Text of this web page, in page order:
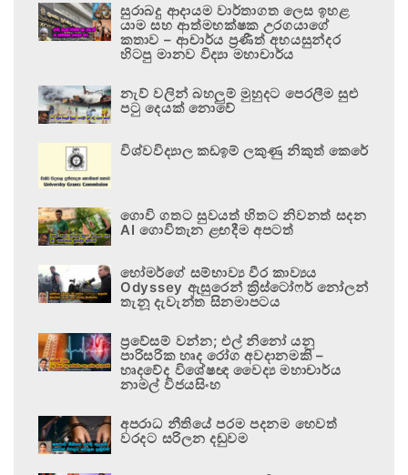
සුරාබදු ආදායම වාර්තාගත ලෙස ඉහළ
යාම සහ ආත්මභක්ෂක උරගයාගේ
කතාව – ආචාර්ය ප්‍රණීත් අභයසුන්දර
හිටපු මානව විද්‍යා මහාචාර්ය
නැව් වලින් බහලුම් මුහුදට පෙරලීම සුළු
පටු දෙයක් නොවේ
විශ්වවිද්‍යාල කඩඉම් ලකුණු නිකුත් කෙරේ
ගොවි ගතට සුවයත් හිතට නිවනත් සදන
AI ගොවිතැන ළඟදීම අපටත්
හෝමර්ගේ සම්භාව්‍ය වීර කාව්‍යය
Odyssey ඇසුරෙන් ක්‍රිස්ටෝෆර් නෝලන්
තැනූ දැවැන්ත සිනමාපටය
ප්‍රවේසම් වන්න; එල් නිනෝ යනු
පාරිසරික හෘද රෝග අවදානමකි –
හෘදවේද විශේෂඥ වෛද්‍ය මහාචාර්ය
නාමල් විජයසිංහ
අපරාධ නීතියේ පරම පදනම හෙවත්
වරදට සරිලන දඬුවම